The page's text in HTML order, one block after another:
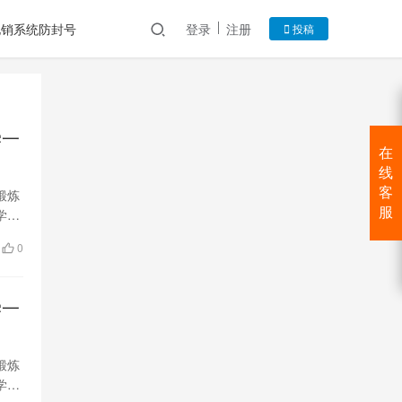
系统防封号 登录 注册 投稿
炼
生
0
炼
生
在
线
客
服